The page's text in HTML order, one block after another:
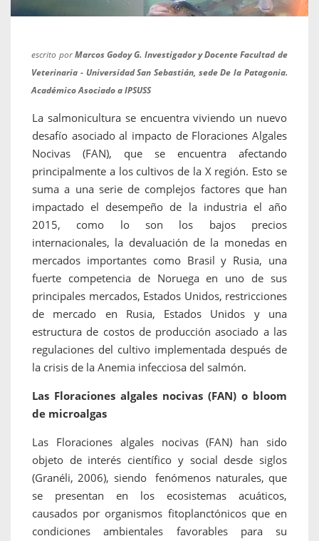
escrito porMarcos Godoy G. Investigador y Docente Facultad de
Veterinaria - Universidad San Sebastián, sede De la Patagonia.
Académico Asociado a IPSUSS
La salmonicultura se encuentra viviendo un nuevo
desafío asociado al impacto de Floraciones Algales
Nocivas (FAN), que se encuentra afectando
principalmente a los cultivos de la X región. Esto se
suma a una serie de complejos factores que han
impactado el desempeño de la industria el año
2015, como lo son los bajos precios
internacionales, la devaluación de la monedas en
mercados importantes como Brasil y Rusia, una
fuerte competencia de Noruega en uno de sus
principales mercados, Estados Unidos, restricciones
de mercado en Rusia, Estados Unidos y una
estructura de costos de producción asociado a las
regulaciones del cultivo implementada después de
la crisis de la Anemia infecciosa del salmón.
Las Floraciones algales nocivas (FAN) o bloom
de microalgas
Las Floraciones algales nocivas (FAN) han sido
objeto de interés científico y social desde siglos
(Granéli, 2006), siendo fenómenos naturales, que
se presentan en los ecosistemas acuáticos,
causados por organismos fitoplanctónicos que en
condiciones ambientales favorables para su